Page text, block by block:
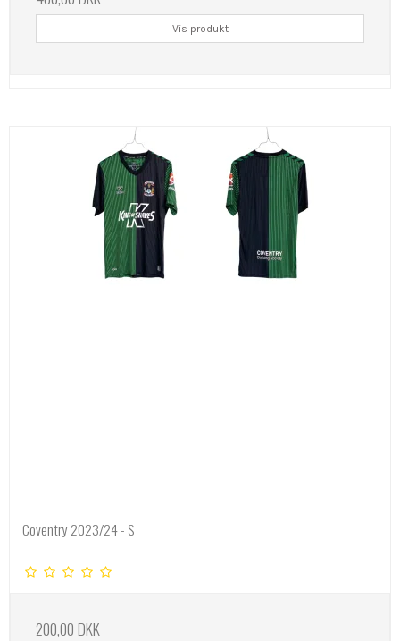
Vis produkt
Coventry 2023/24 - S
200,00 DKK